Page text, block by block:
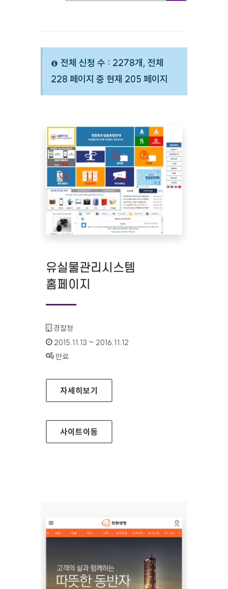
전체 신청 수 : 2278개, 전체
228 페이지 중 현재 205 페이지
유실물관리시스템
홈페이지
기관명 :
경찰청
인증기간 :
2015.11.13 ~ 2016.11.12
상태 :
만료
유실물관리시스템 홈페이지
자세히보기
사이트이동